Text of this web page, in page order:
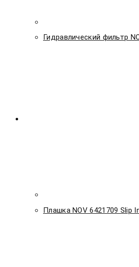
Гидравлический фильтр
Плашка NOV 6421709 Slip